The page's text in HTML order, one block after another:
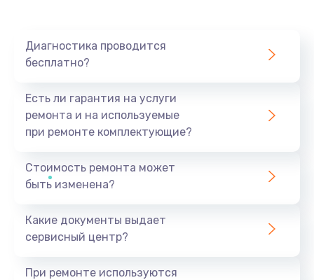
Диагностика проводится
бесплатно?
Есть ли гарантия на услуги
ремонта и на используемые
при ремонте комплектующие?
Стоимость ремонта может
быть изменена?
Какие документы выдает
сервисный центр?
При ремонте используются